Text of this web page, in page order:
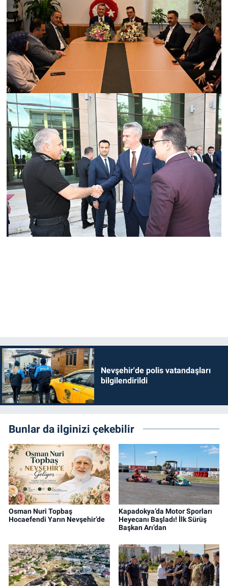
Nevşehir'de polis vatandaşları
bilgilendirildi
Bunlar da ilginizi çekebilir
Osman Nuri Topbaş
Hocaefendi Yarın Nevşehir’de
Kapadokya’da Motor Sporları
Heyecanı Başladı! İlk Sürüş
Başkan Arı’dan